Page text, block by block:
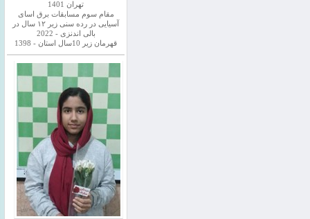
تهران 1401
مقام سوم مسابقات برق اسای
آسیایی در رده سنی زیر ۱۲ سال در
بالی اندنزی - 2022
قهرمان زیر 10سال استان - 1398